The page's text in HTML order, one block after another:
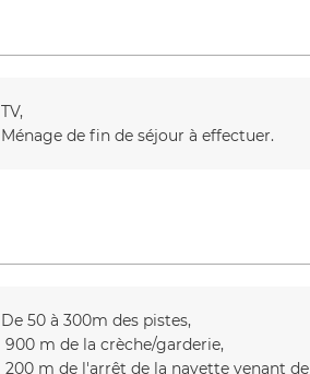
TV
Ménage de fin de séjour à effectuer
De 50 à 300m des pistes
900 m de la crèche/garderie
200 m de l'arrêt de la navette venant de